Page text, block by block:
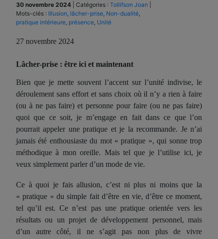
30 novembre 2024 Catégories : Tollifson Joan
Mots-clés : Illusion lâcher-prise Non-dualité
pratique intérieure présence Unité
27 novembre 2024
Lâcher-prise : être ici et maintenant
Bien que je mette souvent l’accent sur l’unité indivise, le
déroulement sans effort et sans choix où il n’y a rien à faire
(ou à ne pas faire) et personne pour faire (ou ne pas faire)
quoi que ce soit, je m’engage en fait dans ce que l’on
pourrait appeler une pratique et je la recommande. Je n’ai
jamais été enthousiaste du mot « pratique », qui sonne trop
méthodique à mon oreille. Mais tel que je l’utilise ici, je
veux simplement parler d’un mode de vie.
Ce à quoi je fais allusion, c’est ni plus ni moins que la
« pratique » du simple fait d’être en vie, d’être ce moment,
tel qu’il est.Ce n’est pas une pratique orientée versles
résultats ou un projet de développement personnel, mais
d’un autre côté, il ne s’agit pas non plus de vivre